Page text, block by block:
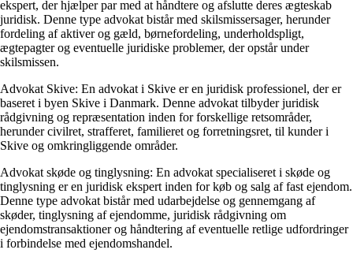
ekspert, der hjælper par med at håndtere og afslutte deres ægteskab
juridisk. Denne type advokat bistår med skilsmissersager, herunder
fordeling af aktiver og gæld, børnefordeling, underholdspligt,
ægtepagter og eventuelle juridiske problemer, der opstår under
skilsmissen.
Advokat Skive: En advokat i Skive er en juridisk professionel, der er
baseret i byen Skive i Danmark. Denne advokat tilbyder juridisk
rådgivning og repræsentation inden for forskellige retsområder,
herunder civilret, strafferet, familieret og forretningsret, til kunder i
Skive og omkringliggende områder.
Advokat skøde og tinglysning: En advokat specialiseret i skøde og
tinglysning er en juridisk ekspert inden for køb og salg af fast ejendom.
Denne type advokat bistår med udarbejdelse og gennemgang af
skøder, tinglysning af ejendomme, juridisk rådgivning om
ejendomstransaktioner og håndtering af eventuelle retlige udfordringer
i forbindelse med ejendomshandel.